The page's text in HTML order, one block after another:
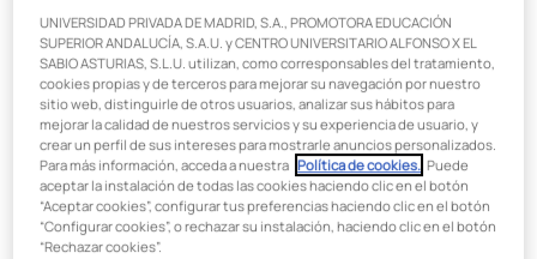
manifestar ciertos tipos de lesiones deportivassi no
prestamos especial atención a las medidas de prevención
para evitar estas dolencias. Es evidente que al practicar
deporte, hay que hacerlo de forma segura y teniendo especial
cuidado para no lesionarnos.
Si al hacer ejercicio nos lesionamos, tendremos que
recurrir al fisioterapeuta deportivopara poder recibir la
asistencia necesaria para recuperarnos de la lesión. Es el
profesional capaz de abordar las técnicas en fisioterapia
UNIVERSIDAD PRIVADA DE MADRID, S.A., PROMOTORA EDUCACIÓN
SUPERIOR ANDALUCÍA, S.A.U. y CENTRO UNIVERSITARIO ALFONSO X EL
SABIO ASTURIAS, S.L.U. utilizan, como corresponsables del tratamiento,
cookies propias y de terceros para mejorar su navegación por nuestro
sitio web, distinguirle de otros usuarios, analizar sus hábitos para
mejorar la calidad de nuestros servicios y su experiencia de usuario, y
crear un perfil de sus intereses para mostrarle anuncios personalizados.
Para más información, acceda a nuestra Política de cookies. . Puede
aceptar la instalación de todas las cookies haciendo clic en el botón
“Aceptar cookies”, configurar tus preferencias haciendo clic en el botón
“Configurar cookies”, o rechazar su instalación, haciendo clic en el botón
“Rechazar cookies”.